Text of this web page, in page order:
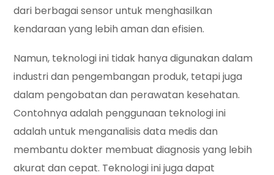
dari berbagai sensor untuk menghasilkan
kendaraan yang lebih aman dan efisien.
Namun, teknologi ini tidak hanya digunakan dalam
industri dan pengembangan produk, tetapi juga
dalam pengobatan dan perawatan kesehatan.
Contohnya adalah penggunaan teknologi ini
adalah untuk menganalisis data medis dan
membantu dokter membuat diagnosis yang lebih
akurat dan cepat. Teknologi ini juga dapat